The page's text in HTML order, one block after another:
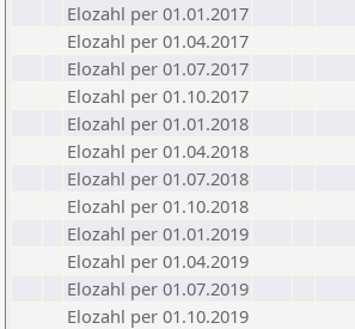
Elozahl per 01.01.2017
Elozahl per 01.04.2017
Elozahl per 01.07.2017
Elozahl per 01.10.2017
Elozahl per 01.01.2018
Elozahl per 01.04.2018
Elozahl per 01.07.2018
Elozahl per 01.10.2018
Elozahl per 01.01.2019
Elozahl per 01.04.2019
Elozahl per 01.07.2019
Elozahl per 01.10.2019